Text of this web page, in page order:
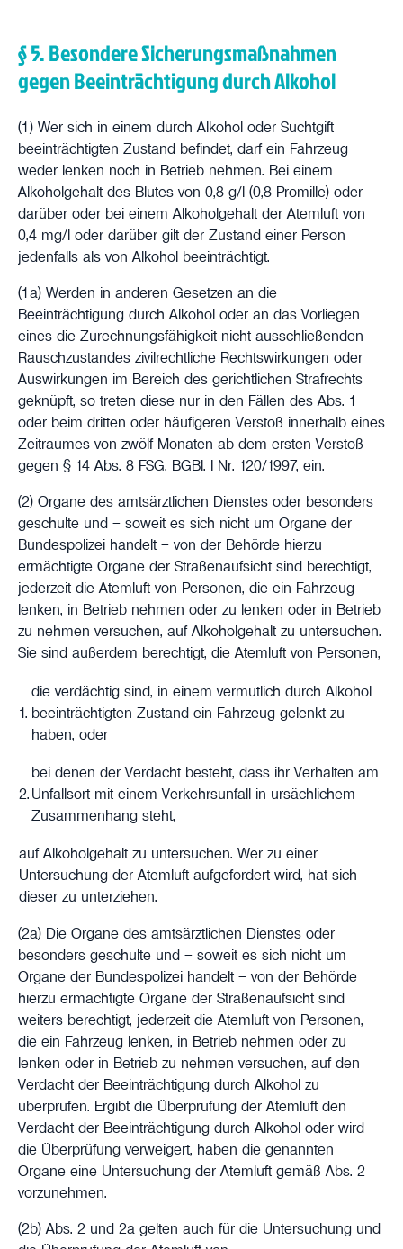
§ 5. Besondere Sicherungsmaßnahmen
gegen Beeinträchtigung durch Alkohol
(1) Wer sich in einem durch Alkohol oder Suchtgift
beeinträchtigten Zustand befindet, darf ein Fahrzeug
weder lenken noch in Betrieb nehmen. Bei einem
Alkoholgehalt des Blutes von 0,8 g/l (0,8 Promille) oder
darüber oder bei einem Alkoholgehalt der Atemluft von
0,4 mg/l oder darüber gilt der Zustand einer Person
jedenfalls als von Alkohol beeinträchtigt.
(1a) Werden in anderen Gesetzen an die
Beeinträchtigung durch Alkohol oder an das Vorliegen
eines die Zurechnungsfähigkeit nicht ausschließenden
Rauschzustandes zivilrechtliche Rechtswirkungen oder
Auswirkungen im Bereich des gerichtlichen Strafrechts
geknüpft, so treten diese nur in den Fällen des Abs. 1
oder beim dritten oder häufigeren Verstoß innerhalb eines
Zeitraumes von zwölf Monaten ab dem ersten Verstoß
gegen § 14 Abs. 8 FSG, BGBl. I Nr. 120/1997, ein.
(2) Organe des amtsärztlichen Dienstes oder besonders
geschulte und – soweit es sich nicht um Organe der
Bundespolizei handelt – von der Behörde hierzu
ermächtigte Organe der Straßenaufsicht sind berechtigt,
jederzeit die Atemluft von Personen, die ein Fahrzeug
lenken, in Betrieb nehmen oder zu lenken oder in Betrieb
zu nehmen versuchen, auf Alkoholgehalt zu untersuchen.
Sie sind außerdem berechtigt, die Atemluft von Personen,
1.
die verdächtig sind, in einem vermutlich durch Alkohol
beeinträchtigten Zustand ein Fahrzeug gelenkt zu
haben, oder
2.
bei denen der Verdacht besteht, dass ihr Verhalten am
Unfallsort mit einem Verkehrsunfall in ursächlichem
Zusammenhang steht,
auf Alkoholgehalt zu untersuchen. Wer zu einer
Untersuchung der Atemluft aufgefordert wird, hat sich
dieser zu unterziehen.
(2a) Die Organe des amtsärztlichen Dienstes oder
besonders geschulte und – soweit es sich nicht um
Organe der Bundespolizei handelt – von der Behörde
hierzu ermächtigte Organe der Straßenaufsicht sind
weiters berechtigt, jederzeit die Atemluft von Personen,
die ein Fahrzeug lenken, in Betrieb nehmen oder zu
lenken oder in Betrieb zu nehmen versuchen, auf den
Verdacht der Beeinträchtigung durch Alkohol zu
überprüfen. Ergibt die Überprüfung der Atemluft den
Verdacht der Beeinträchtigung durch Alkohol oder wird
die Überprüfung verweigert, haben die genannten
Organe eine Untersuchung der Atemluft gemäß Abs. 2
vorzunehmen.
(2b) Abs. 2 und 2a gelten auch für die Untersuchung und